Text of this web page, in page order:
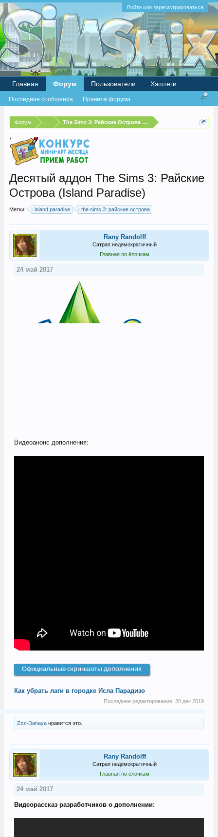
Войти или зарегистрироваться
Форум The Sims 3: Райские Острова (Island Paradise)
Десятый аддон The Sims 3: Райские
Острова (Island Paradise)
Метки: island paradise the sims 3: райские острова
Rany Randolff
Сатрап недемократичный
Главная по ёлочкам
24 май 2017
Видеоанонс дополнения:
Официальные скриншоты дополнения
Как убрать лаги в городке Исла Парадизо
Последнее редактирование:20 дек 2019
Zzz-Danayaнравится это.
Rany Randolff
Сатрап недемократичный
Главная по ёлочкам
24 май 2017
Видеорассказ разработчиков о дополнении:
Главная Форум
Последние сообщения Правила форума ...
Пользователи Хэштеги